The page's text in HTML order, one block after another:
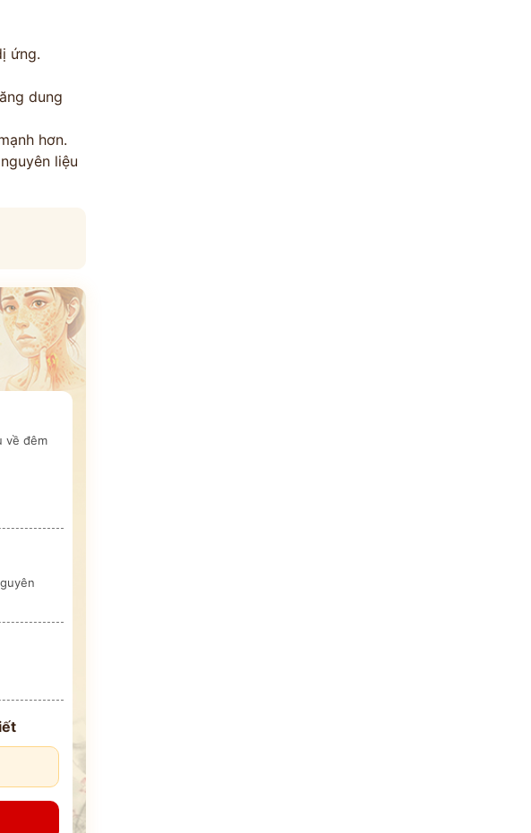
ứng.
dung
hơn.
liệu
về đêm
Kinh Nghiệm - Tận Tâm - Y Đức
TƯ VẤN